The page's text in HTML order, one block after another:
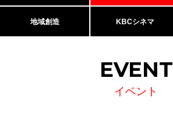
地域創造 KBCシネマ
EVENT
イベント